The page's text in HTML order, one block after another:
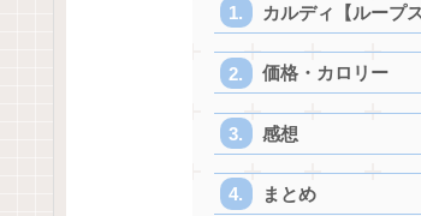
カルディ【ループ
価格・カロリー
感想
まとめ